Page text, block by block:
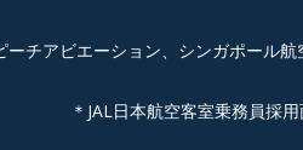
ーチアビエーション、シンガポール
＊JAL日本航空客室乗務員採